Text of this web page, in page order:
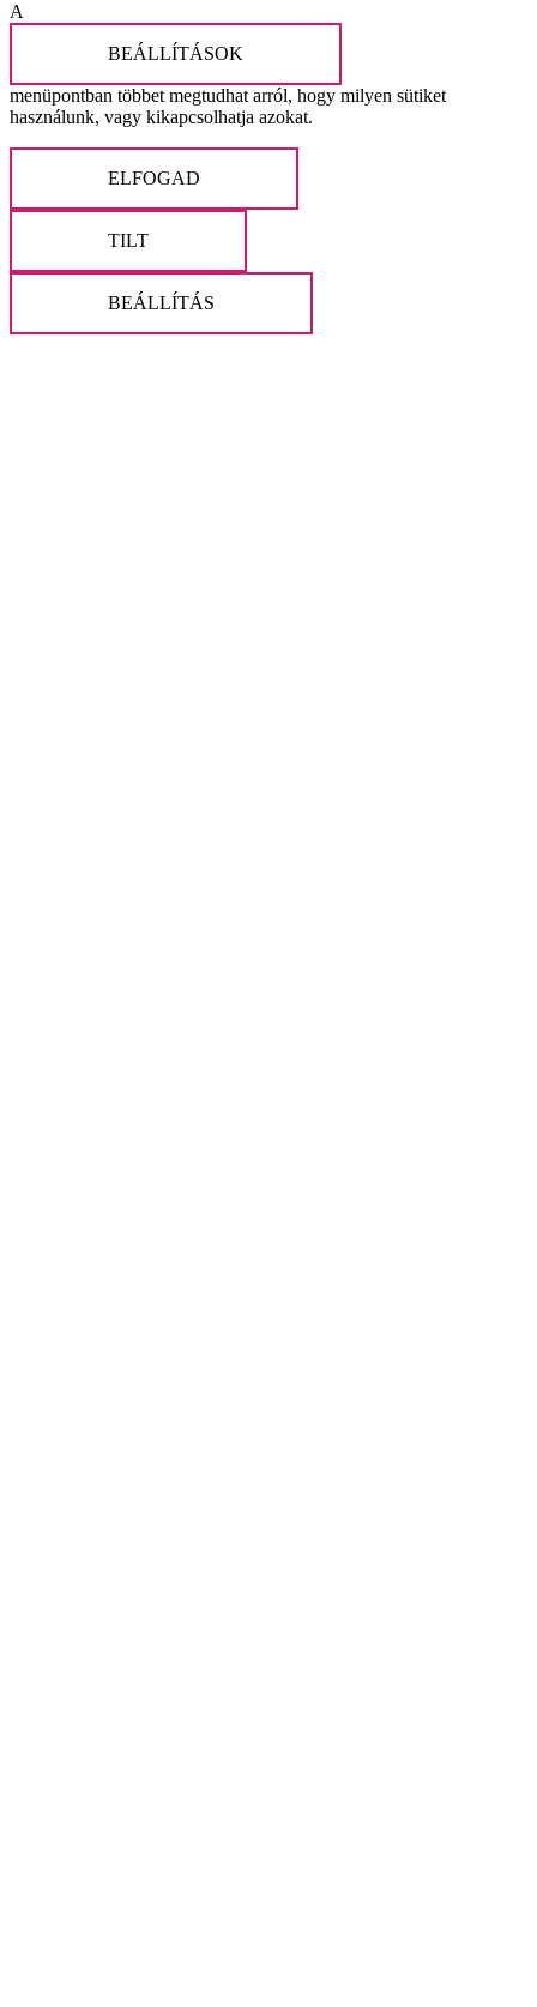
A
BEÁLLÍTÁSOK
menüpontban többet megtudhat arról, hogy milyen sütiket
használunk, vagy kikapcsolhatja azokat.
ELFOGAD
TILT
BEÁLLÍTÁS